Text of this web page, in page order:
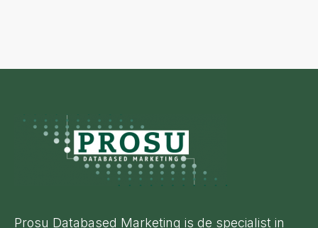
Footer
Prosu Databased Marketing is de specialist in